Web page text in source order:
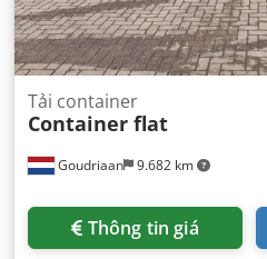
Goudriaan 9.682 km
Tải container
Container flat
Thông tin giá